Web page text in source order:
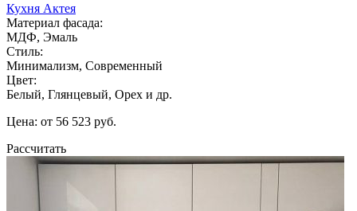
Кухня Актея
Материал фасада:
МДФ, Эмаль
Стиль:
Минимализм, Современный
Цвет:
Белый, Глянцевый, Орех и др.
Цена: от 56 523 руб.
Рассчитать